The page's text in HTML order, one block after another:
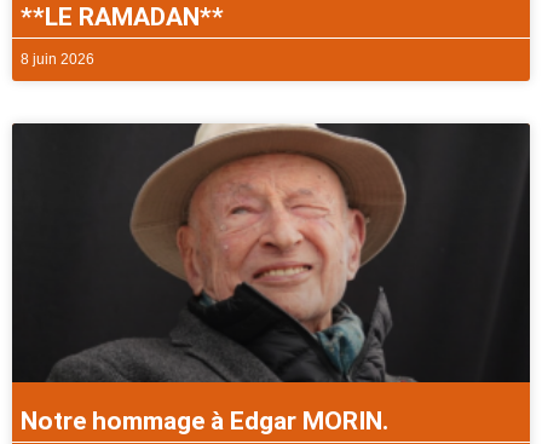
**LE RAMADAN**
8 juin 2026
Notre hommage à Edgar MORIN.